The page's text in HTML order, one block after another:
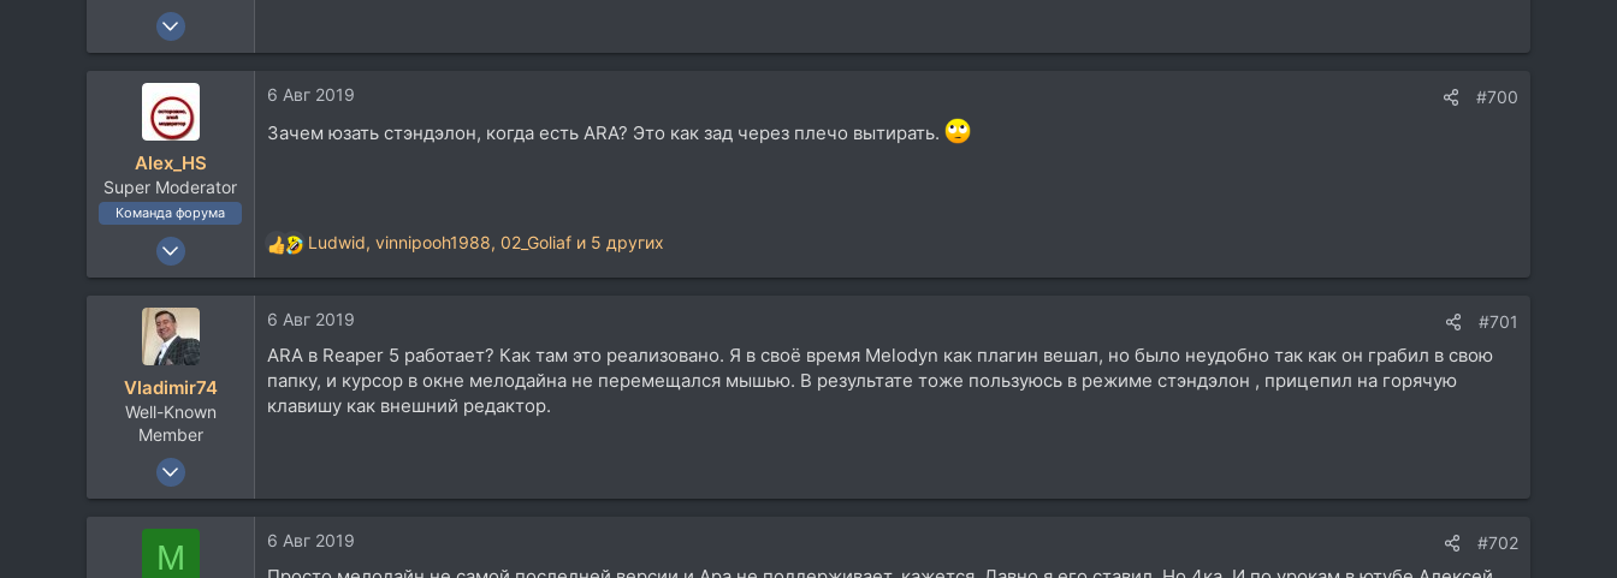
13 Май 2008
2.116
1.064
www.vk.com
Alex_HS
Super Moderator
Команда форума
19 Ноя 2002
21.717
33.736
Москва
6 Авг 2019 #700
Зачем юзать стэндэлон, когда есть ARA? Это как зад через плечо вытирать.
Р
е
к
и
и
:
Ludwid, vinnipooh1988, 02_Goliaf и 5 других
Vladimir74
Well-Known
Member
22 Апр 2011
2.604
6 Авг 2019 #701
ARA в Reaper 5 работает? Как там это реализовано. Я в своё время Melodyn как плагин вешал, но было неудобно так как он грабил в свою
папку, и курсор в окне мелодайна не перемещался мышью. В результате тоже пользуюсь в режиме стэндэлон , прицепил на горячую
клавишу как внешний редактор.
M 6 Авг 2019 #702